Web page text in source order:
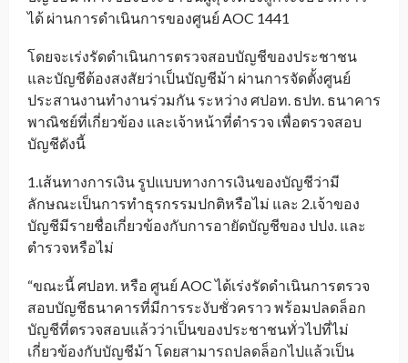
ได้ ผ่านการดำเนินการของศูนย์ AOC 1441
โดยจะเร่งรัดดำเนินการตรวจสอบบัญชีของประชาชน
และบัญชีต้องสงสัยว่าเป็นบัญชีม้า ผ่านการจัดตั้งศูนย์
ประสานงานทำงานร่วมกัน ระหว่าง ศปอท. ธปท. ธนาคาร
พาณิชย์ที่เกี่ยวข้อง และเจ้าหน้าที่ตำรวจ เพื่อตรวจสอบ
บัญชีดังนี้
1.เส้นทางการเงิน รูปแบบทางการเงินของบัญชีว่ามี
ลักษณะเป็นการทำธุรกรรมปกติหรือไม่ และ 2.เจ้าของ
บัญชีมีรายชื่อเกี่ยวข้องกับการอายัดบัญชีของ ปปง. และ
ตำรวจหรือไม่
“ขณะนี้ ศปอท. หรือ ศูนย์ AOC ได้เร่งรัดดำเนินการตรวจ
สอบบัญชีธนาคารที่มีการระงับชั่วคราว พร้อมปลดล็อก
บัญชีที่ตรวจสอบแล้วว่าเป็นของประชาชนทั่วไปที่ไม่
เกี่ยวข้องกับบัญชีม้า โดยสามารถปลดล็อกไปแล้วเป็น